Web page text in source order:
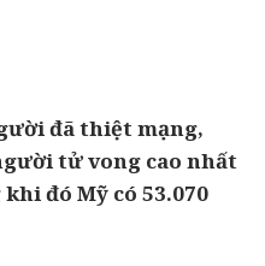
đã thiệt mạng,
tử vong cao nhất
đó Mỹ có 53.070